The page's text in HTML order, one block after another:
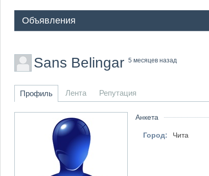
Объявления
Sans Belingar 5 месяцев назад
Профиль Лента Репутация
Анкета
Город: Чита